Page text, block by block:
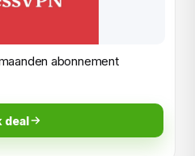
abonnement
deal